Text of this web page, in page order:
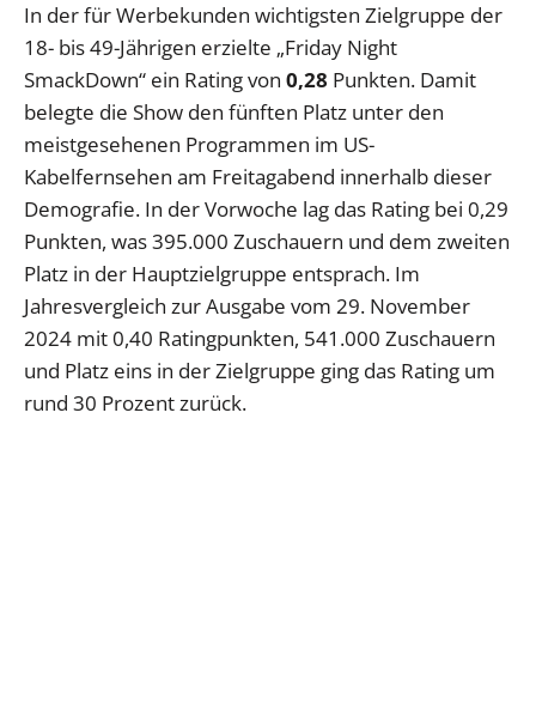
In der für Werbekunden wichtigsten Zielgruppe der
18- bis 49-Jährigen erzielte „Friday Night
SmackDown“ ein Rating von 0,28 Punkten. Damit
belegte die Show den fünften Platz unter den
meistgesehenen Programmen im US-
Kabelfernsehen am Freitagabend innerhalb dieser
Demografie. In der Vorwoche lag das Rating bei 0,29
Punkten, was 395.000 Zuschauern und dem zweiten
Platz in der Hauptzielgruppe entsprach. Im
Jahresvergleich zur Ausgabe vom 29. November
2024 mit 0,40 Ratingpunkten, 541.000 Zuschauern
und Platz eins in der Zielgruppe ging das Rating um
rund 30 Prozent zurück.